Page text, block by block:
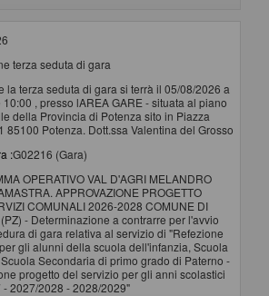
terza seduta di gara
la terza seduta di gara si terrà il 05/08/2026 a
, presso lAREA GARE - situata al piano
della Provincia di Potenza sito in Piazza
85100 Potenza. Dott.ssa Valentina del Grosso
:G02216 (Gara)
OPERATIVO VAL D'AGRI MELANDRO
APPROVAZIONE PROGETTO
COMUNALI 2026-2028 COMUNE DI
(PZ) - Determinazione a contrarre per l'avvio
di gara relativa al servizio di "Refezione
gli alunni della scuola dell'infanzia, Scuola
Secondaria di primo grado di Paterno -
progetto del servizio per gli anni scolastici
2027/2028 - 2028/2029"